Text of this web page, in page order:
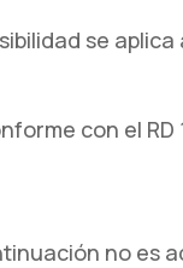
se aplica
con el
no es